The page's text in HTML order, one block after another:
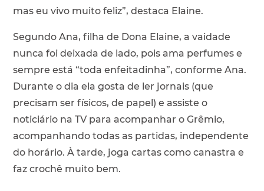
mas eu vivo muito feliz”, destaca Elaine.
Segundo Ana, filha de Dona Elaine, a vaidade
nunca foi deixada de lado, pois ama perfumes e
sempre está “toda enfeitadinha”, conforme Ana.
Durante o dia ela gosta de ler jornais (que
precisam ser físicos, de papel) e assiste o
noticiário na TV para acompanhar o Grêmio,
acompanhando todas as partidas, independente
do horário. À tarde, joga cartas como canastra e
faz crochê muito bem.